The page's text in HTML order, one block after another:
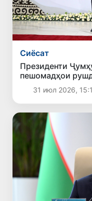
Сиёсат
Президенти
пешомадҳои
кишварҳои
муайян намуд
31 июл 2026,